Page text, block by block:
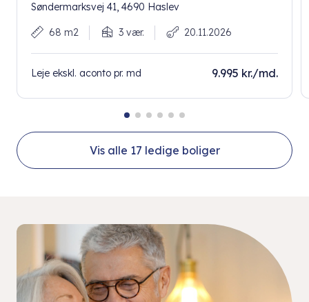
Søndermarksvej 41, 4690 Haslev
68 m2 3 vær. 20.11.2026
Leje ekskl. aconto pr. md 9.995 kr./md.
Vis alle 17 ledige boliger